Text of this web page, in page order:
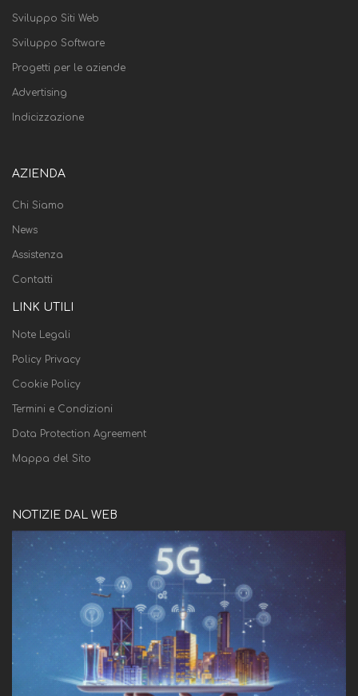
Sviluppo Siti Web
Sviluppo Software
Progetti per le aziende
Advertising
Indicizzazione
AZIENDA
Chi Siamo
News
Assistenza
Contatti
LINK UTILI
Note Legali
Policy Privacy
Cookie Policy
Termini e Condizioni
Data Protection Agreement
Mappa del Sito
NOTIZIE DAL WEB